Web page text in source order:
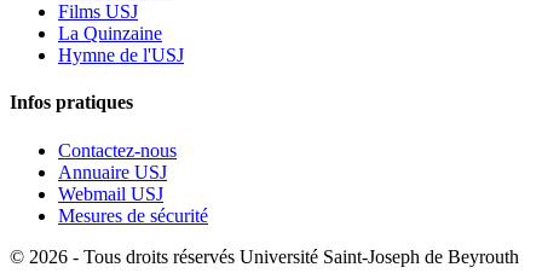
Films USJ
La Quinzaine
Hymne de l'USJ
Infos pratiques
Contactez-nous
Annuaire USJ
Webmail USJ
Mesures de sécurité
© 2026 - Tous droits réservés Université Saint-Joseph de Beyrouth